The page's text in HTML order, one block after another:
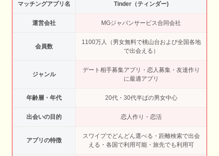
マッチングアプリ名 Tinder（ティンダー)
運営会社 MGジャパンサービス合同会社
会員数
1100万人（男女無料で桃山台および全国各地
で出会える）
ジャンル
デート相手募集アプリ・恋人募集・友達作り
に最適アプリ
年齢層・年代 20代・30代半ばの男女中心
出会いの目的 恋人作り・恋活
アプリの特徴
スワイプでどんどん選べる・距離検索で出会
える・各国で利用可能・旅先でも利用可